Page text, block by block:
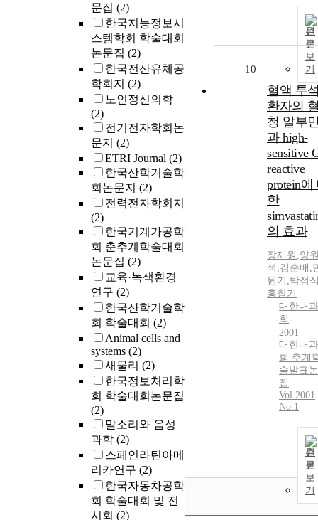
문집 (2)
한국지능정보시
스템학회 학술대회
논문집 (2)
한국전산유체공
학회지 (2)
노인정신의학
(2)
전기전자학회논
문지 (2)
ETRI Journal (2)
한국산학기술학
회논문지 (2)
전력전자학회지
(2)
한국기계가공학
회 춘추계학술대회
논문집 (2)
교육·녹색환경
연구 (2)
한국산학기술학
회 학술대회 (2)
Animal cells and
systems (2)
새물리 (2)
한국정보처리학
회 학술대회논문집
(2)
말소리와 음성
과학 (2)
스페인라틴아메
리카연구 (2)
한국자동차공학
회 학술대회 및 전
시회 (2)
원
문
보
기
10
혈액 투
환자의
청 알부
과 high-
sensitive
reactive
protein에
한
의 효과
장재원 ,양
석 ,김순배 ,
원기 ,박정
홍창기
대한내
회
2001
대한내
회 추계
술발표
집
Vol.2001
No.1
원
문
보
기